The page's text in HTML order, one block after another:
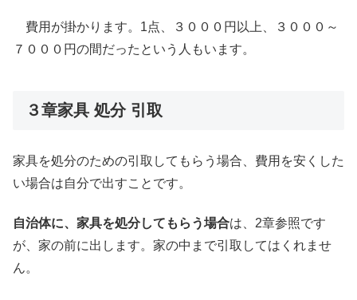
費用が掛かります。1点、３０００円以上、３０００～
７０００円の間だったという人もいます。
３章家具 処分 引取
家具を処分のための引取してもらう場合、費用を安くした
い場合は自分で出すことです。
自治体に、家具を処分してもらう場合は、2章参照です
が、家の前に出します。家の中まで引取してはくれませ
ん。